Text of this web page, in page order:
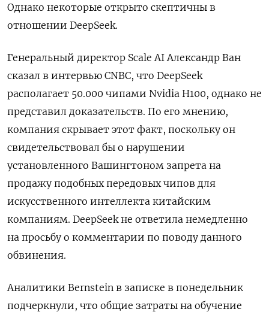
Однако некоторые открыто скептичны в
отношении DeepSeek.
Генеральный директор Scale AI Александр Ван
сказал в интервью CNBC, что DeepSeek
располагает 50.000 чипами Nvidia H100, однако не
представил доказательств. По его мнению,
компания скрывает этот факт, поскольку он
свидетельствовал бы о нарушении
установленного Вашингтоном запрета на
продажу подобных передовых чипов для
искусственного интеллекта китайским
компаниям. DeepSeek не ответила немедленно
на просьбу о комментарии по поводу данного
обвинения.
Аналитики Bernstein в записке в понедельник
подчеркнули, что общие затраты на обучение